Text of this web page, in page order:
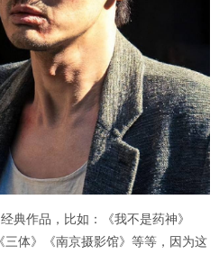
典作品，比如：《我不是药神》
三体》《南京摄影馆》等等，因为这